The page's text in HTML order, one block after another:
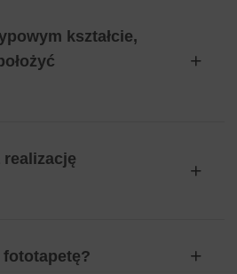
kształcie,
realizację